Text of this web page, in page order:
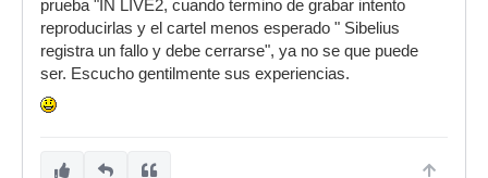
prueba "IN LIVE2, cuando termino de grabar intento
reproducirlas y el cartel menos esperado " Sibelius
registra un fallo y debe cerrarse", ya no se que puede
ser. Escucho gentilmente sus experiencias.